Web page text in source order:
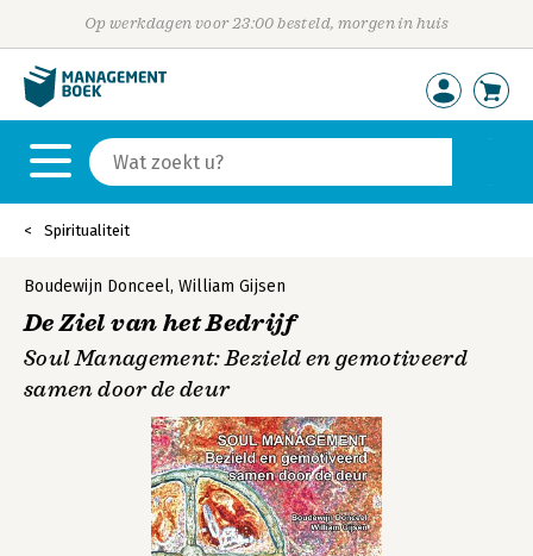
Op werkdagen voor 23:00 besteld, morgen in huis
Spiritualiteit
Boudewijn Donceel, William Gijsen
De Ziel van het Bedrijf
Soul Management: Bezield en gemotiveerd
samen door de deur